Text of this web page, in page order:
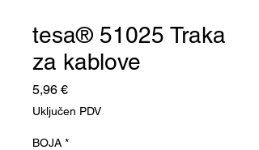
tesa® 51025 Traka
za kablove
5,96 €Cijena
Uključen PDV
BOJA *